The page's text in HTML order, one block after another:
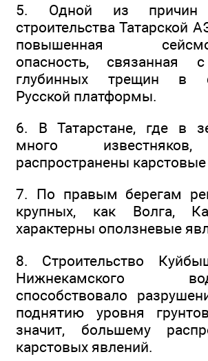
5. Одной из причин
строительства Татарской
повышенная
опасность, связанная
глубинных трещин в
Русской платформы.
6. В Татарстане, где в
много
распространены
7. По правым берегам
крупных, как Волга,
характерны оползневые
8. Строительство
Нижнекамского
способствовало
поднятию уровня
значит, большему
карстовых явлений.